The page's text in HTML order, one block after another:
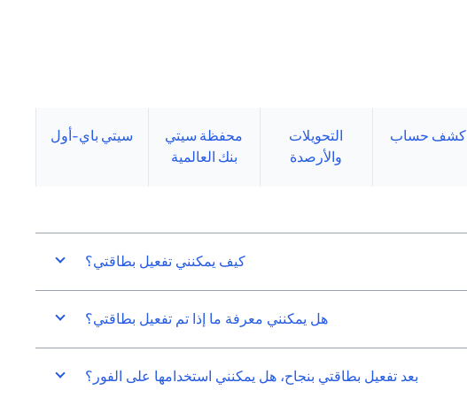
كشف حساب
التحويلات
والأرصدة
محفظة سيتي
بنك العالمية
سيتي باي-أول
كيف يمكنني تفعيل بطاقتي؟
هل يمكنني معرفة ما إذا تم تفعيل بطاقتي؟
بعد تفعيل بطاقتي بنجاح، هل يمكنني استخدامها على الفور؟